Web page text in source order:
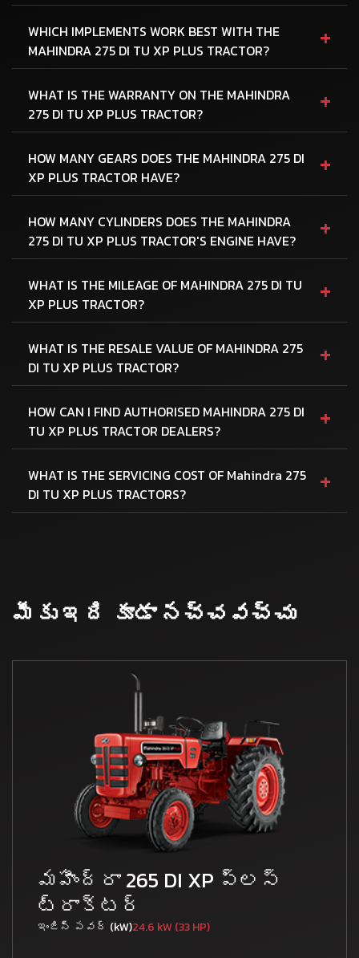
WHICH IMPLEMENTS WORK BEST WITH THE
MAHINDRA 275 DI TU XP PLUS TRACTOR?
+
WHAT IS THE WARRANTY ON THE MAHINDRA
275 DI TU XP PLUS TRACTOR?
+
HOW MANY GEARS DOES THE MAHINDRA 275 DI
XP PLUS TRACTOR HAVE?
+
HOW MANY CYLINDERS DOES THE MAHINDRA
275 DI TU XP PLUS TRACTOR'S ENGINE HAVE?
+
WHAT IS THE MILEAGE OF MAHINDRA 275 DI TU
XP PLUS TRACTOR?
+
WHAT IS THE RESALE VALUE OF MAHINDRA 275
DI TU XP PLUS TRACTOR?
+
HOW CAN I FIND AUTHORISED MAHINDRA 275 DI
TU XP PLUS TRACTOR DEALERS?
+
WHAT IS THE SERVICING COST OF Mahindra 275
DI TU XP PLUS TRACTORS?
+
మీకు ఇది కూడా నచ్చవచ్చు
మహీంద్రా 265 DI XP ప్లస్
ట్రాక్టర్
ఇంజిన్ పవర్ (kW)24.6 kW (33 HP)